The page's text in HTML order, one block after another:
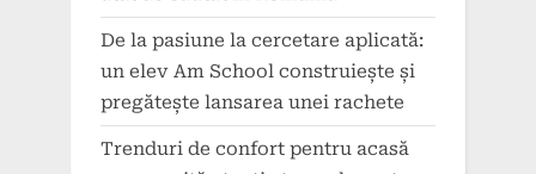
De la pasiune la cercetare aplicată:
un elev Am School construiește și
pregătește lansarea unei rachete
Trenduri de confort pentru acasă